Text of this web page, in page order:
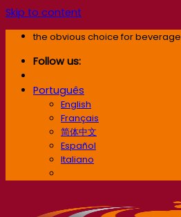
Skip to content
the obvious choice for beverage
Follow us:
Português
English
Français
简体中文
Español
Italiano